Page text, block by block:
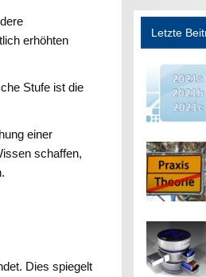
erhöhten
Stufe ist die
einer
schaffen,
Dies spiegelt
Letzte